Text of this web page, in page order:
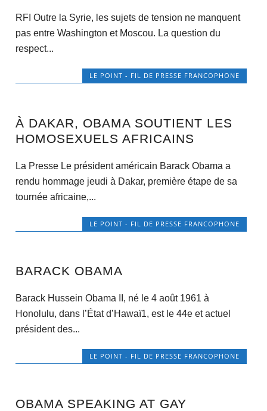
RFI Outre la Syrie, les sujets de tension ne manquent
pas entre Washington et Moscou. La question du
respect...
LE POINT - FIL DE PRESSE FRANCOPHONE
À DAKAR, OBAMA SOUTIENT LES
HOMOSEXUELS AFRICAINS
La Presse Le président américain Barack Obama a
rendu hommage jeudi à Dakar, première étape de sa
tournée africaine,...
LE POINT - FIL DE PRESSE FRANCOPHONE
BARACK OBAMA
Barack Hussein Obama II, né le 4 août 1961 à
Honolulu, dans l’État d’Hawaï1, est le 44e et actuel
président des...
LE POINT - FIL DE PRESSE FRANCOPHONE
OBAMA SPEAKING AT GAY